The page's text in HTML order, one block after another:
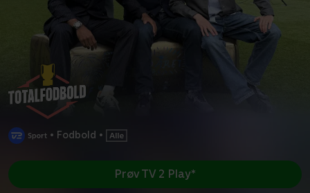
• Fodbold •
Prøv TV 2 Play*